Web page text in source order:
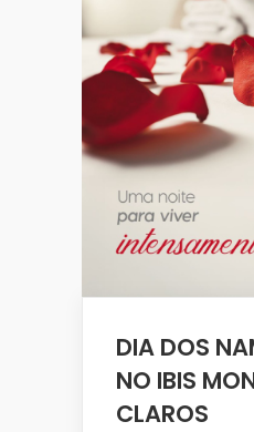
DIA DOS
NO IBIS
CLAROS